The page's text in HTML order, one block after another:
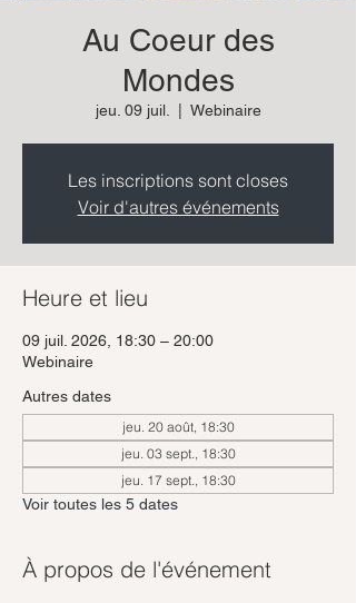
Au Coeur des
Mondes
jeu. 09 juil. Webinaire
Les inscriptions sont closes
Voir d'autres événements
Heure et lieu
09 juil. 2026, 18:30 – 20:00
Webinaire
Autres dates
jeu. 20 août, 18:30
jeu. 03 sept., 18:30
jeu. 17 sept., 18:30
Voir toutes les 5 dates
À propos de l'événement